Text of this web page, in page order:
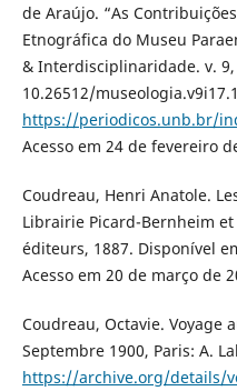
de Araújo. “As
Etnográfica do Museu
& Interdisciplinaridade. v. 9,
10.26512/
https://periodicos.unb.br/
Acesso em 24 de fevereiro
Coudreau, Henri Anatole.
Librairie Picard-Bernheim
éditeurs, 1887. Disponível
Acesso em 20 de março de
Coudreau, Octavie. Voyage
Septembre 1900, Paris: A.
https://archive.org/details/